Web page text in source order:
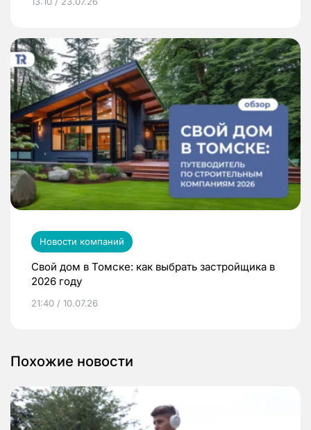
Новости компаний
Свой дом в Томске: как выбрать застройщика в
2026 году
21:40 / 10.07.26
Похожие новости